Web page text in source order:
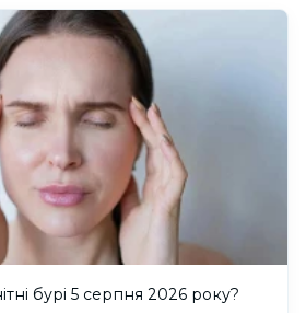
бурі 5 серпня 2026 року?